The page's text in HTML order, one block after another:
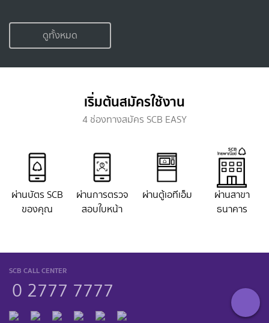
ดูทั้งหมด
เริ่มต้นสมัครใช้งาน
4 ช่องทางสมัคร SCB EASY
ผ่านบัตร SCB
ของคุณ
ผ่านการตรวจ
สอบใบหน้า
ผ่านตู้เอทีเอ็ม
ผ่านสาขา
ธนาคาร
SCB CALL CENTER
0 2777 7777